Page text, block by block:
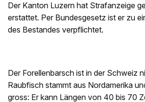
Der Kanton Luzern hat Strafanzeige
erstattet. Per Bundesgesetz ist er zu
des Bestandes verpflichtet.
Der Forellenbarsch ist in der Schweiz
Raubfisch stammt aus Nordamerika
gross: Er kann Längen von 40 bis 70